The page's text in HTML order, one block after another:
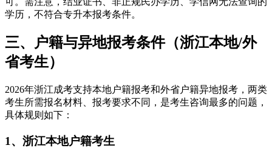
学历，不符合专升本报考条件。
三、户籍与异地报考条件（浙江本地/外
省考生）
2026年浙江成考支持本地户籍报考和外省户籍异地报考，两类
考生所需报名材料、报考要求不同，是考生咨询最多的问题，
具体规则如下：
1、浙江本地户籍考生